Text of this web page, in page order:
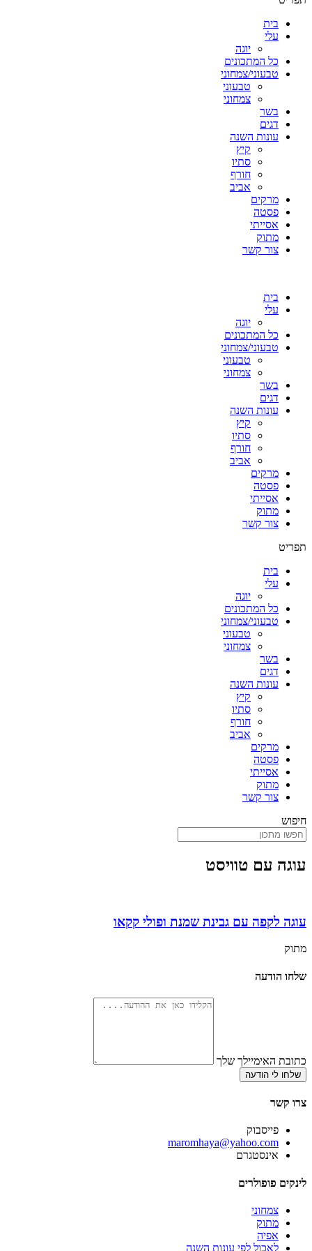
בית
עלי
יוגה
כל המתכונים
טבעוני/צמחוני
טבעוני
צמחוני
בשר
דגים
עונות השנה
קיץ
סתיו
חורף
אביב
מרקים
פסטה
אסייתי
מתוק
צור קשר
בית
עלי
יוגה
כל המתכונים
טבעוני/צמחוני
טבעוני
צמחוני
בשר
דגים
עונות השנה
קיץ
סתיו
חורף
אביב
מרקים
פסטה
אסייתי
מתוק
צור קשר
תפריט
בית
עלי
יוגה
כל המתכונים
טבעוני/צמחוני
טבעוני
צמחוני
בשר
דגים
עונות השנה
קיץ
סתיו
חורף
אביב
מרקים
פסטה
אסייתי
מתוק
צור קשר
חיפוש
עוגה עם טוויסט
עוגה לקפה עם גבינת שמנת ופולי קקאו
מתוק
שלחו הודעה
כתובת האימיילך שלך
שלחו לי הודעה
צרו קשר
פייסבוק
‫maromhaya@yahoo.com
אינסטגרם
לינקים פופולרים
צמחוני
מתוק
אפיה
לאכול לפי עונות השנה